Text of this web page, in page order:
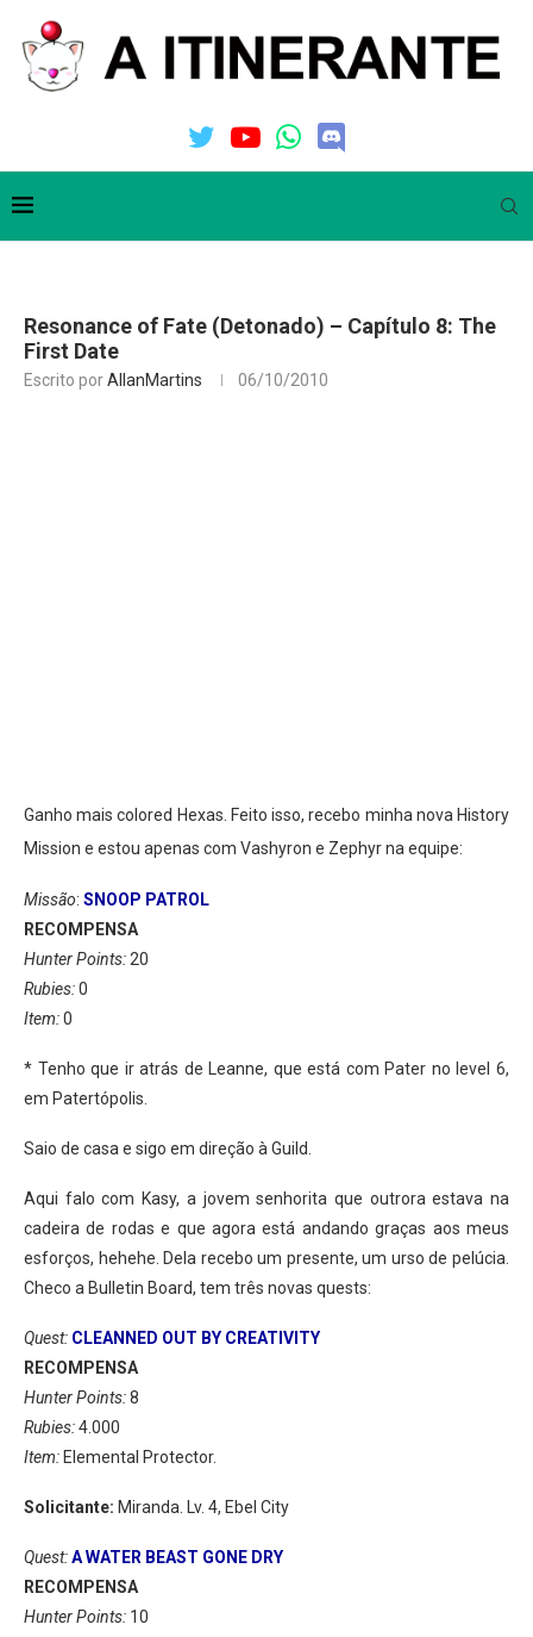
Resonance of Fate (Detonado) – Capítulo 8: The
First Date
Escrito porAllanMartins 06/10/2010
Ganho mais colored Hexas. Feito isso, recebo minha nova History
Mission e estou apenas com Vashyron e Zephyr na equipe:
Missão: SNOOP PATROL
RECOMPENSA
Hunter Points:20
Rubies:0
Item:0
* Tenho que ir atrás de Leanne, que está com Pater no level 6,
em Patertópolis.
Saio de casa e sigo em direção à Guild.
Aqui falo com Kasy, a jovem senhorita que outrora estava na
cadeira de rodas e que agora está andando graças aos meus
esforços, hehehe. Dela recebo um presente, um urso de pelúcia.
Checo a Bulletin Board, tem três novas quests:
Quest: CLEANNED OUT BY CREATIVITY
RECOMPENSA
Hunter Points:8
Rubies:4.000
Item: Elemental Protector.
Solicitante: Miranda. Lv. 4, Ebel City
Quest:A WATER BEAST GONE DRY
RECOMPENSA
Hunter Points: 10